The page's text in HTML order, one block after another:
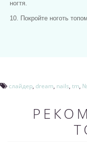
ногтя.
10. Покройте ноготь
слайдер, dream, nails, tm,